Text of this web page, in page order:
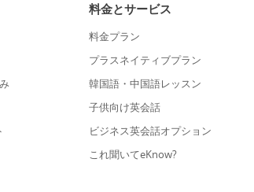
料金とサービス
料金プラン
プラスネイティブプラン
韓国語・中国語レッスン
子供向け英会話
ビジネス英会話オプション
これ聞いてeKnow?